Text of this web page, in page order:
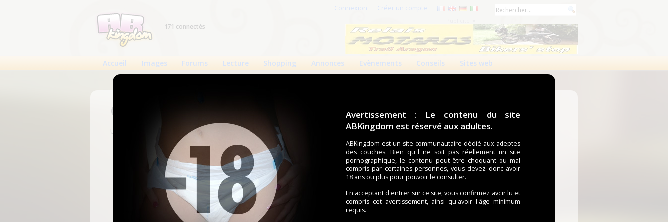
Avertissement : Le contenu du site
ABKingdom est réservé aux adultes.
ABKingdom est un site communautaire dédié aux adeptes
des couches. Bien qu'il ne soit pas réellement un site
pornographique, le contenu peut être choquant ou mal
compris par certaines personnes, vous devez donc avoir
18 ans ou plus pour pouvoir le consulter.
En acceptant d'entrer sur ce site, vous confirmez avoir lu et
compris cet avertissement, ainsi qu'avoir l'âge minimum
requis.
Connexion Créer un compte
171 connectés
Accueil Images Forums Lecture Shopping Annonces Evènements Conseils Sites web
Connexion
Un compte est nécessaire pour voir cette page.
Nom d'utilisateur
Mot de passe